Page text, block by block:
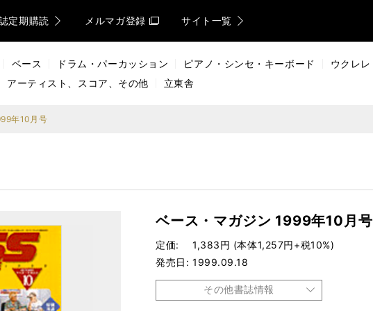
定期購読 メルマガ登録 サイト一覧
ベース ドラム・パーカッション ピアノ・シンセ・キーボード ウクレレ
アーティスト、スコア、その他
立東舎
年10月号
ベース・マガジン 1999年10月号
定価
1,383円 (本体1,257円+税10%)
発売日
1999.09.18
その他書誌情報